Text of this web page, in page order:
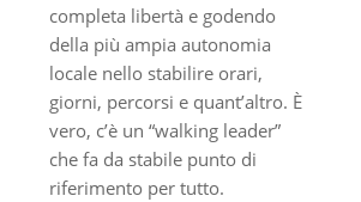
completa libertà e godendo
della più ampia autonomia
locale nello stabilire orari,
giorni, percorsi e quant’altro. È
vero, c’è un “walking leader”
che fa da stabile punto di
riferimento per tutto.